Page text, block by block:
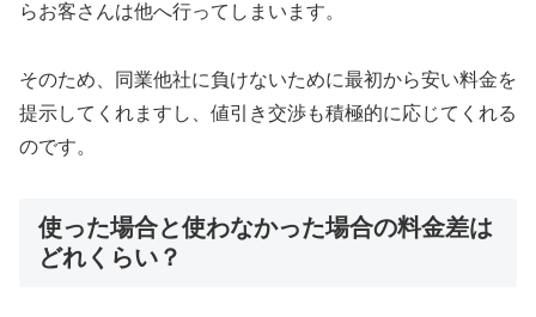
らお客さんは他へ行ってしまいます。
そのため、同業他社に負けないために最初から安い料金を
提示してくれますし、値引き交渉も積極的に応じてくれる
のです。
使った場合と使わなかった場合の料金差は
どれくらい？